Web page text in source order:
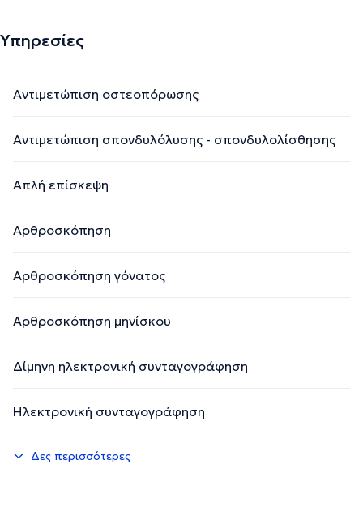
Υπηρεσίες
Αντιμετώπιση οστεοπόρωσης
Αντιμετώπιση σπονδυλόλυσης - σπονδυλολίσθησης
Απλή επίσκεψη
Αρθροσκόπηση
Αρθροσκόπηση γόνατος
Αρθροσκόπηση μηνίσκου
Δίμηνη ηλεκτρονική συνταγογράφηση
Ηλεκτρονική συνταγογράφηση
Δες περισσότερες